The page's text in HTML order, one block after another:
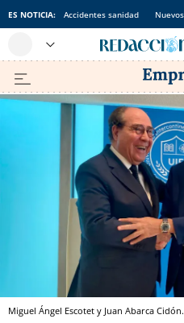
ES NOTICIA: Accidentes sanidad Nuevos
Miguel Ángel Escotet y Juan Abarca Cidón.